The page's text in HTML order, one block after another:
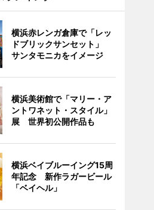
横浜赤レンガ倉庫で「レッ
ドブリックサンセット」
サンタモニカをイメージ
横浜美術館で「マリー・ア
ントワネット・スタイル」
展 世界初公開作品も
横浜ベイブルーイング15周
年記念 新作ラガービール
「ベイヘル」